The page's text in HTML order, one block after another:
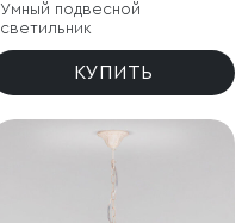
Умный подвесной
светильник
КУПИТЬ